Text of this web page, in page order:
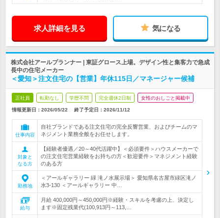
求人詳細を見る 気になる
株式会社アールプランナー | 東証グロース上場。デザイン性と集客力で急成
長中の住宅メーカー
＜愛知＞注文住宅の【営業】年休115日／マネージャー候補
正社員 転勤なし 学歴不問 完全週休2日制 女性のおしごと掲載中
情報更新日：2026/05/22 終了予定日： 2026/11/12
仕事内容
自社ブランドである注文住宅の完全反響営業、およびチームのマ
ネジメント業務全般をお任せします。
対象と
なる方
【経験者優遇／20～40代活躍中】＜必須要件＞ハウスメーカーで
の注文住宅営業経験をお持ちの方＜歓迎要件＞マネジメント経験
のある方
勤務地
＜アールギャラリー 緑 滝ノ水展示場＞ 愛知県名古屋市緑区滝ノ
水3-130 ＜アールギャラリー 中…
給与
月給 400,000円～450,000円※経験・スキルを考慮の上、決定し
ます※固定残業代(100,913円～113,…